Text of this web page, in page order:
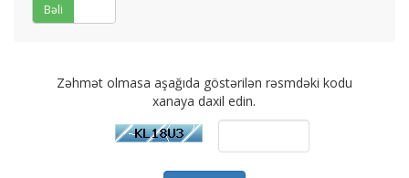
Bəli
Zəhmət olmasa aşağıda göstərilən rəsmdəki kodu
xanaya daxil edin.